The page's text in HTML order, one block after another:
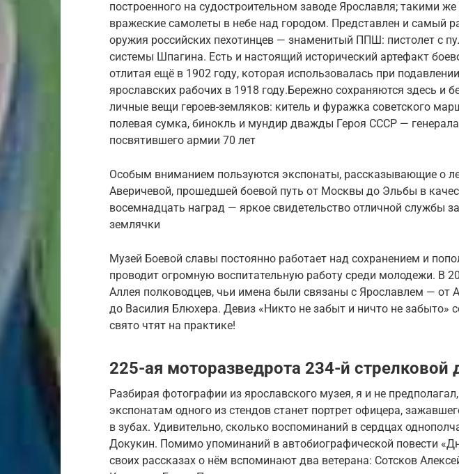
построенного на судостроительном заводе Ярославля; такими же
вражеские самолеты в небе над городом. Представлен и самый
оружия российских пехотинцев — знаменитый ППШ: пистолет с
системы Шпагина. Есть и настоящий исторический артефакт
отлитая ещё в 1902 году, которая использовалась при
ярославских рабочих в 1918 году.Бережно сохраняются здесь и
личные вещи героев-земляков: китель и фуражка советского
полевая сумка, бинокль и мундир дважды Героя СССР —
посвятившего армии 70 лет
Особым вниманием пользуются экспонаты, рассказывающие о
Аверичевой, прошедшей боевой путь от Москвы до Эльбы в
восемнадцать наград — яркое свидетельство отличной службы
землячки
Музей Боевой славы постоянно работает над сохранением и
проводит огромную воспитательную работу среди молодежи. В
Аллея полководцев, чьи имена были связаны с Ярославлем — от
до Василия Блюхера. Девиз «Никто не забыт и ничто не забыто»
свято чтят на практике!
225-ая моторазведрота 234-й стрелковой
Разбирая фотографии из ярославского музея, я и не
экспонатам одного из стендов станет портрет офицера,
в зубах. Удивительно, сколько воспоминаний в сердцах
Докукин. Помимо упоминаний в автобиографической повести
своих рассказах о нём вспоминают два ветерана: Сотсков